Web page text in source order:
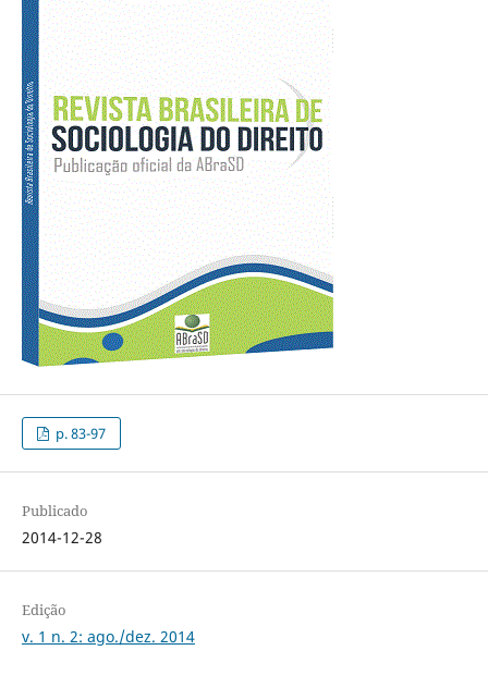
p. 83-97
Publicado
2014-12-28
Edição
v. 1 n. 2: ago./dez. 2014